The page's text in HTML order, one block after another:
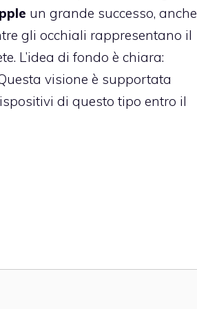
un grande successo, anche
gli occhiali rappresentano il
L’idea di fondo è chiara:
visione è supportata
di questo tipo entro il